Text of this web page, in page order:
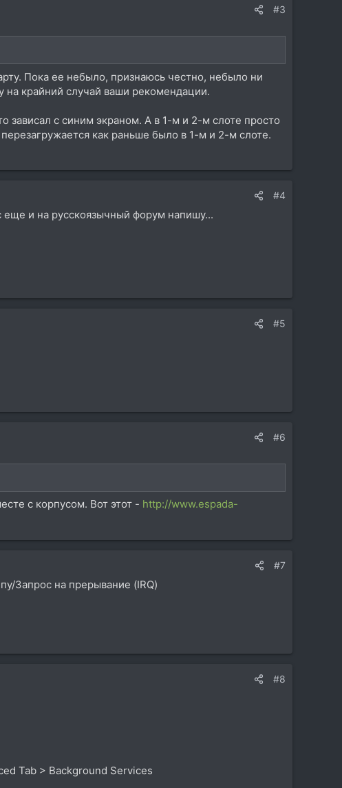
#3
Пока ее небыло, признаюсь честно, небыло ни
на крайний случай ваши рекомендации.
зависал с синим экраном. А в 1-м и 2-м слоте просто
как раньше было в 1-м и 2-м слоте.
#4
и на русскоязычный форум напишу...
#5
#6
с корпусом. Вот этот - http://www.espada-
#7
Запрос на прерывание (IRQ)
#8
Tab > Background Services